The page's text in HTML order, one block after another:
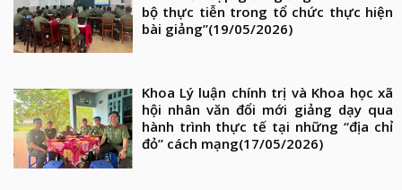
bộ thực tiễn trong tổ chức thực hiện
bài giảng”(19/05/2026)
Khoa Lý luận chính trị và Khoa học xã
hội nhân văn đổi mới giảng dạy qua
hành trình thực tế tại những “địa chỉ
đỏ” cách mạng(17/05/2026)